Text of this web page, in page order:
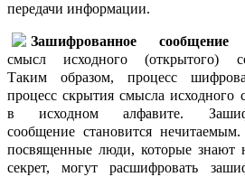
передачи информации.
Зашифрованное сообщение
смысл исходного (открытого)
Таким образом, процесс
процесс скрытия смысла исходного
в исходном алфавите.
сообщение становится
посвященные люди, которые знают
секрет, могут расшифровать